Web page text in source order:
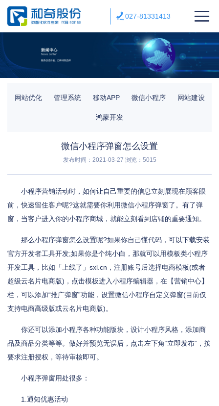
027-81331413
网站优化 管理系统 移动APP 微信小程序 网站建设
鸿蒙开发
微信小程序弹窗怎么设置
发布时间：2021-03-27 浏览：5015
小程序营销活动时，如何让自己重要的信息立刻展现在顾客眼
前，快速留住客户呢?这就需要你利用微信小程序弹窗了。有了弹
窗，当客户进入你的小程序商城，就能立刻看到店铺的重要通知。
那么小程序弹窗怎么设置呢?如果你自己懂代码，可以下载安装
官方开发者工具开发;如果你是个纯小白，那就可以用模板类小程序
开发工具，比如「上线了」sxl.cn，注册账号后选择电商模板(或者
超级云名片电商版)，点击模板进入小程序编辑器，在【营销中心】
栏，可以添加“推广弹窗”功能，设置微信小程序自定义弹窗(目前仅
支持电商高级版或云名片电商版)。
你还可以添加小程序各种功能版块，设计小程序风格，添加商
品及商品分类等等。做好并预览无误后，点击左下角“立即发布”，按
要求注册授权，等待审核即可。
小程序弹窗用处很多：
1.通知优惠活动